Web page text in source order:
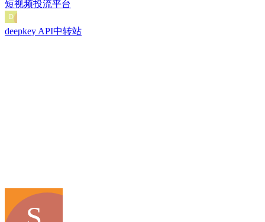
短视频投流平台
deepkey API中转站